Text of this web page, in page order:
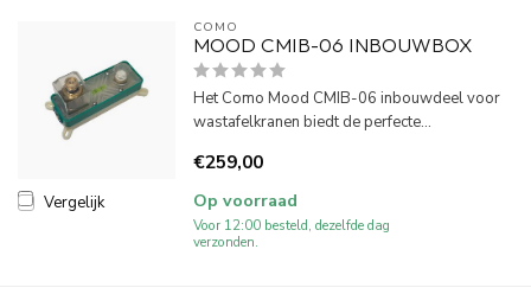
Vergelijk
COMO
MOOD CMIB-06 INBOUWBOX
Het Como Mood CMIB-06 inbouwdeel voor
wastafelkranen biedt de perfecte...
€259,00
Op voorraad
Voor 12:00 besteld, dezelfde dag
verzonden.